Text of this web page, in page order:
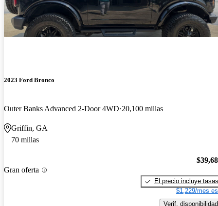
2023 Ford Bronco
Outer Banks Advanced 2-Door 4WD 20,100 millas
Griffin, GA
70 millas
Gran oferta
El precio incluye tasas
$1,229/mes
Verif. disponibilidad